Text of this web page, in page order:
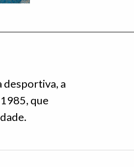
desportiva, a
que